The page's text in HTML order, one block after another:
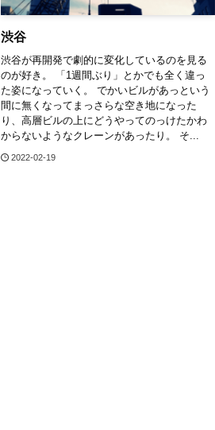
渋谷
渋谷が再開発で劇的に変化しているのを見る
のが好き。 「1週間ぶり」とかでも全く違っ
た姿になっていく。 でかいビルがあっという
間に無くなってまっさらな空き地になった
り、高層ビルの上にどうやってのっけたかわ
からないようなクレーンがあったり。 そ...
2022-02-19